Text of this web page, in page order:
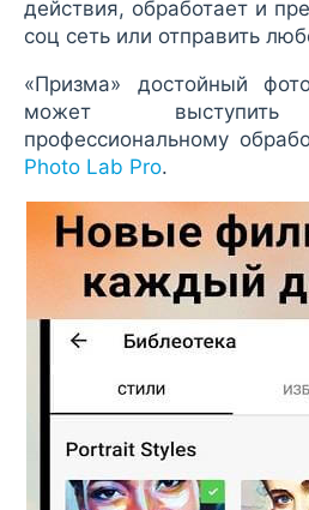
действия, обработает и
соц сеть или отправить
«Призма» достойный
может выступить
профессиональному
Photo Lab Pro.